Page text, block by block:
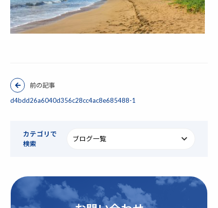
前の記事
d4bdd26a6040d356c28cc4ac8e685488-1
カテゴリで
検索